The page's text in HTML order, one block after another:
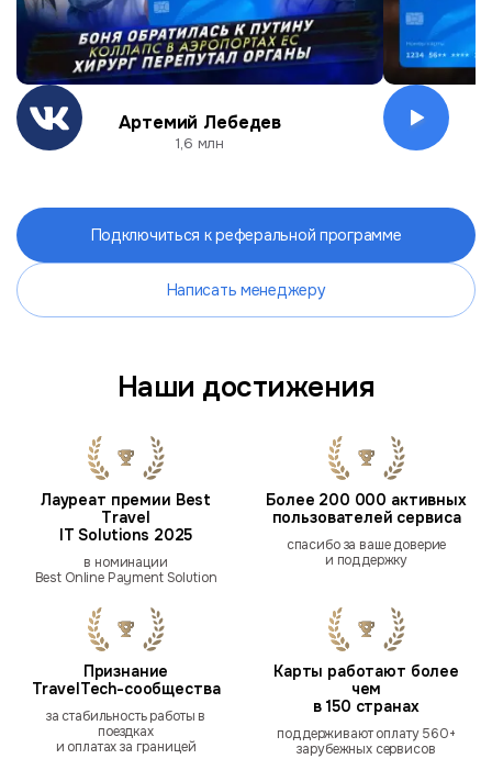
Артемий Лебедев
1,6 млн
Подключиться к реферальной программе
Написать менеджеру
Наши достижения
Лауреат премии Best
Travel
IT Solutions 2025
в номинации
Best Online Payment Solution
Более 200 000 активных
пользователей сервиса
спасибо за ваше доверие
и поддержку
Признание
TravelTech-сообщества
за стабильность работы в
поездках
и оплатах за границей
Карты работают более
чем
в 150 странах
поддерживают оплату 560+
зарубежных сервисов